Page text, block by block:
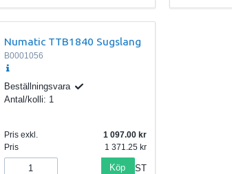
Numatic TTB1840 Sugslang
B0001056
Beställningsvara
Antal/kolli: 1
Pris exkl.
1 097.00
Pris
1 371.25
Köp ST